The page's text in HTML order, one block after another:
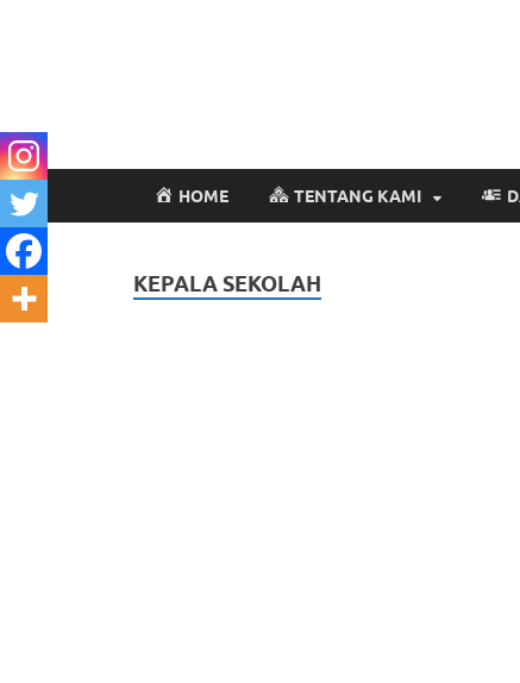
HOME TENTANG KAMI
KEPALA SEKOLAH